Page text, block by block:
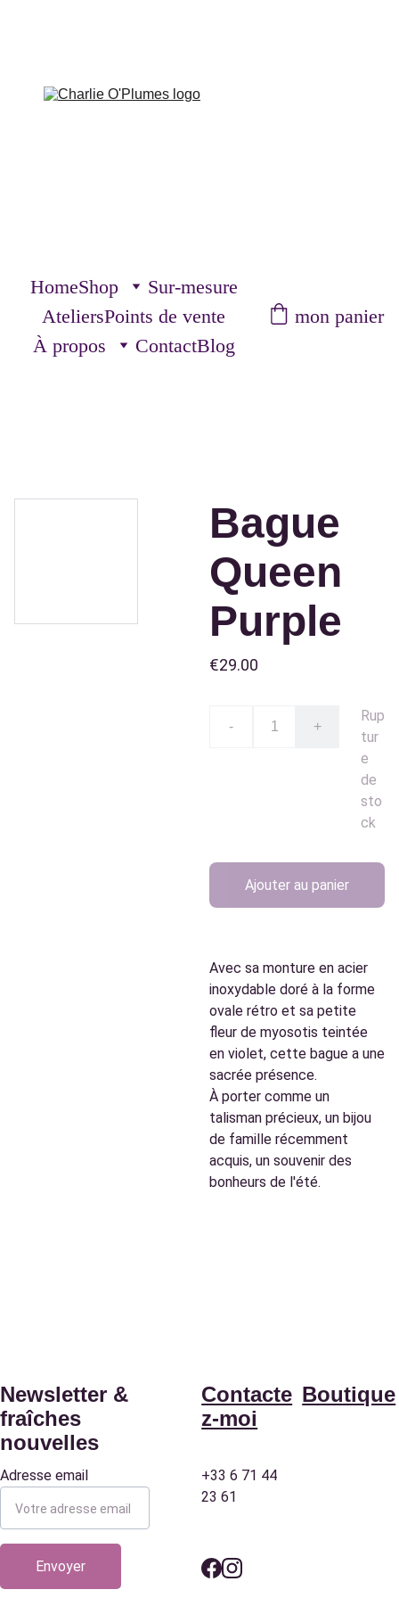
HomeShop
Sur-mesure
AteliersPoints de vente
À propos
ContactBlog
mon panier
Bague
Queen
Purple
€29.00
- +
Rup
tur
e
de
sto
ck
Ajouter au panier
Avec sa monture en acier
inoxydable doré à la forme
ovale rétro et sa petite
fleur de myosotis teintée
en violet, cette bague a une
sacrée présence.
À porter comme un
talisman précieux, un bijou
de famille récemment
acquis, un souvenir des
bonheurs de l'été.
Contacte
z-moi
Adresse email
Envoyer
Boutique
Newsletter &
fraîches
nouvelles
+33 6 71 44
23 61